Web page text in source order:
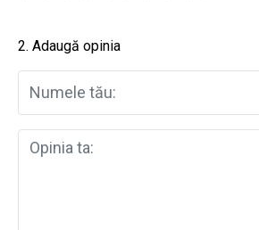
2. Adaugă opinia